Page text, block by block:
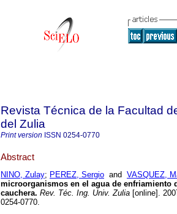
Revista Técnica de la Facultad
del Zulia
Print version ISSN 0254-0770
Abstract
NINO, Zulay; PEREZ, Sergio and VASQUEZ,
microorganismos en el agua de enfriamiento
cauchera. Rev. Téc. Ing. Univ. Zulia [online].
0254-0770.